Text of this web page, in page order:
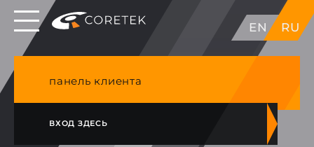
EN RU
Выделенные серверы в ЕС, Японии, ГК, США
NVME VPS & cPanel премиум хостинг в
панель клиента
ВХОД ЗДЕСЬ